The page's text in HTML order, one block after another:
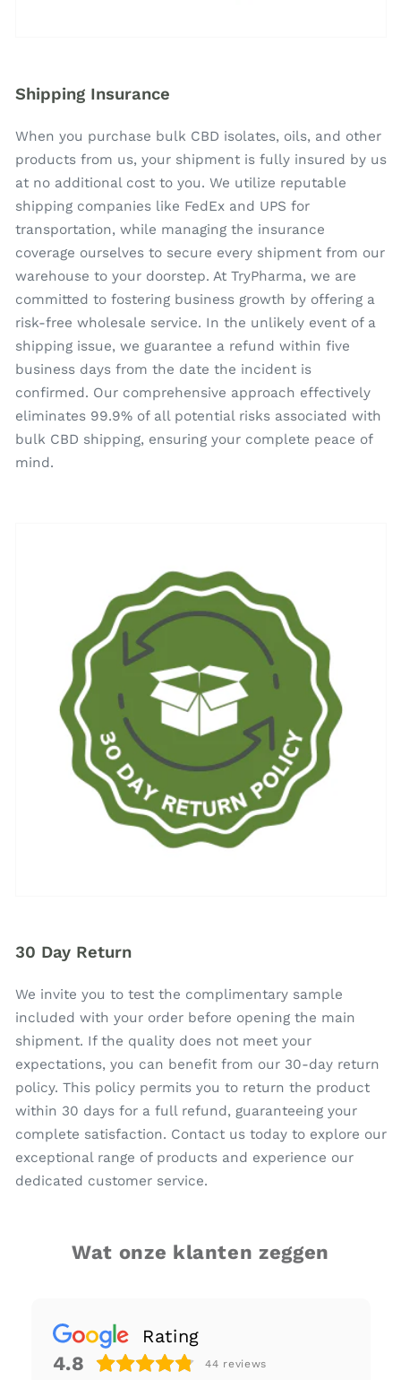
Shipping Insurance
When you purchase bulk CBD isolates, oils, and other
products from us, your shipment is fully insured by us
at no additional cost to you. We utilize reputable
shipping companies like FedEx and UPS for
transportation, while managing the insurance
coverage ourselves to secure every shipment from our
warehouse to your doorstep. At TryPharma, we are
committed to fostering business growth by offering a
risk-free wholesale service. In the unlikely event of a
shipping issue, we guarantee a refund within five
business days from the date the incident is
confirmed. Our comprehensive approach effectively
eliminates 99.9% of all potential risks associated with
bulk CBD shipping, ensuring your complete peace of
mind.
30 Day Return
We invite you to test the complimentary sample
included with your order before opening the main
shipment. If the quality does not meet your
expectations, you can benefit from our 30-day return
policy. This policy permits you to return the product
within 30 days for a full refund, guaranteeing your
complete satisfaction. Contact us today to explore our
exceptional range of products and experience our
dedicated customer service.
Wat onze klanten zeggen
Rating
4.8 44 reviews